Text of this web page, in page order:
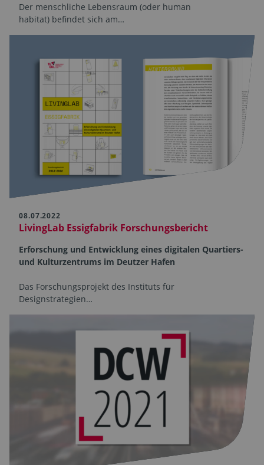
Der menschliche Lebensraum (oder human
habitat) befindet sich am…
08.07.2022
LivingLab Essigfabrik Forschungsbericht
Erforschung und Entwicklung eines digitalen Quartiers-
und Kulturzentrums im Deutzer Hafen
Das Forschungsprojekt des Instituts für
Designstrategien…